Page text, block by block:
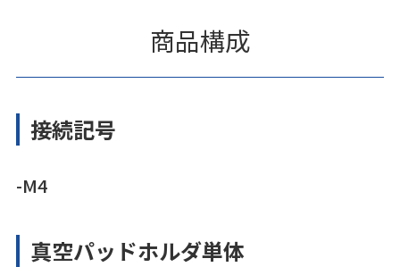
商品構成
接続記号
-M4
真空パッドホルダ単体